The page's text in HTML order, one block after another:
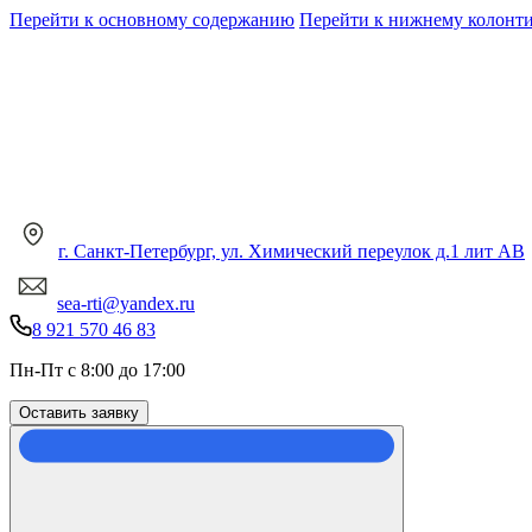
Перейти к основному содержанию Перейти к нижнему
г. Санкт-Петербург, ул. Химический переулок д.1 лит АВ
sea-rti@yandex.ru
8 921 570 46 83
Пн-Пт с 8:00 до 17:00
Оставить заявку